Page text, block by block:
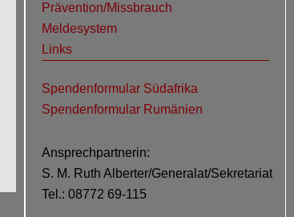
Prävention/Missbrauch
Meldesystem
Links
Spendenformular Südafrika
Spendenformular Rumänien
Ansprechpartnerin:
S. M. Ruth Alberter/Generalat/Sekretariat
Tel.: 08772 69-115